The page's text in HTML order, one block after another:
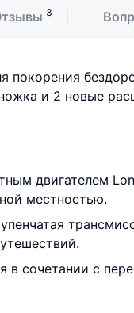
3
и 2 новые
двигателем
местностью.
в сочетании с